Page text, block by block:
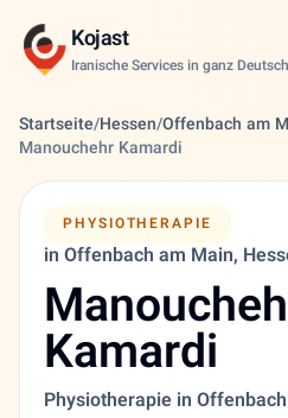
Kojast
Iranische Services in ganz
Startseite/Hessen/Offenbach am
Manouchehr Kamardi
PHYSIOTHERAPIE
in Offenbach am Main,
Kamardi
Physiotherapie in